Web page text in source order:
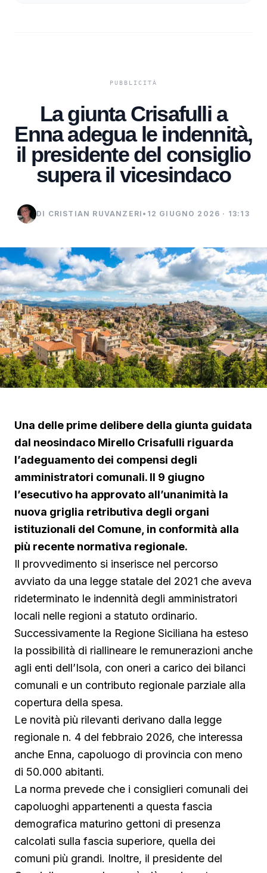
La giunta Crisafulli a
Enna adegua le indennità,
il presidente del consiglio
supera il vicesindaco
DI CRISTIAN RUVANZERI • 12 GIUGNO 2026 · 13:13
Una delle prime delibere della giunta guidata
dal neosindaco Mirello Crisafulli riguarda
l’adeguamento dei compensi degli
amministratori comunali. Il 9 giugno
l’esecutivo ha approvato all’unanimità la
nuova griglia retributiva degli organi
istituzionali del Comune, in conformità alla
più recente normativa regionale.
Il provvedimento si inserisce nel percorso
avviato da una legge statale del 2021 che aveva
rideterminato le indennità degli amministratori
locali nelle regioni a statuto ordinario.
Successivamente la Regione Siciliana ha esteso
la possibilità di riallineare le remunerazioni anche
agli enti dell’Isola, con oneri a carico dei bilanci
comunali e un contributo regionale parziale alla
copertura della spesa.
Le novità più rilevanti derivano dalla legge
regionale n. 4 del febbraio 2026, che interessa
anche Enna, capoluogo di provincia con meno
di 50.000 abitanti.
La norma prevede che i consiglieri comunali dei
capoluoghi appartenenti a questa fascia
demografica maturino gettoni di presenza
calcolati sulla fascia superiore, quella dei
comuni più grandi. Inoltre, il presidente del